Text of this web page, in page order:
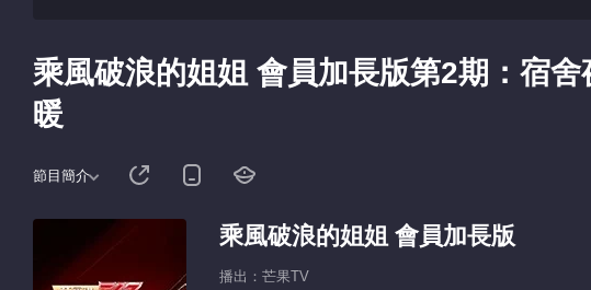
乘風破浪的姐姐 會員加長版第2期：宿
暖
節目簡介
乘風破浪的姐姐 會員加長版
播出：芒果TV